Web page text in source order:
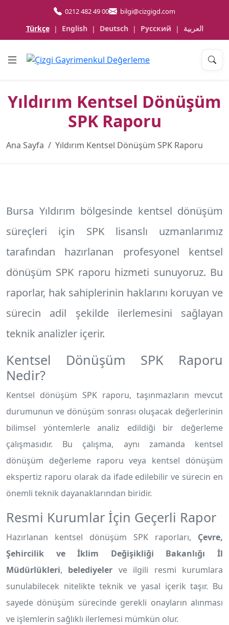
0212 482 49 00 bilgi@cizgigd.com
Türkçe | English | Deutsch | Русский | العربية
Yıldırım Kentsel Dönüşüm
SPK Raporu
Ana Sayfa Yıldırım Kentsel Dönüşüm SPK Raporu
Bursa Yıldırım bölgesinde kentsel dönüşüm
süreçleri için SPK lisanslı uzmanlarımız
tarafından hazırlanan profesyonel kentsel
dönüşüm SPK raporu hizmeti sunuyoruz. Bu
raporlar, hak sahiplerinin haklarını koruyan ve
sürecin adil şekilde ilerlemesini sağlayan
teknik analizler içerir.
Kentsel Dönüşüm SPK Raporu
Nedir?
Kentsel dönüşüm SPK raporu, taşınmazların mevcut
durumunun ve dönüşüm sonrası oluşacak değerlerinin
bilimsel yöntemlerle analiz edildiği bir değerleme
çalışmasıdır. Bu çalışma, aynı zamanda kentsel
dönüşüm değerleme raporu veya kentsel dönüşüm
ekspertiz raporu olarak da ifade edilebilir ve sürecin en
önemli teknik dayanaklarından biridir.
Resmi Kurumlar İçin Geçerli Rapor
Hazırlanan kentsel dönüşüm SPK raporları, Çevre,
Şehircilik ve İklim Değişikliği Bakanlığı İl
Müdürlükleri, belediyeler ve ilgili resmi kurumlara
sunulabilecek nitelikte teknik ve yasal içerik taşır. Bu
sayede dönüşüm sürecinde gerekli onayların alınması
ve işlemlerin sağlıklı ilerlemesi mümkün olur.